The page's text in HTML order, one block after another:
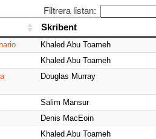
Filtrera listan:
Skribent
Khaled Abu Toameh
Khaled Abu Toameh
Douglas Murray
Salim Mansur
Denis MacEoin
Khaled Abu Toameh
Skribent